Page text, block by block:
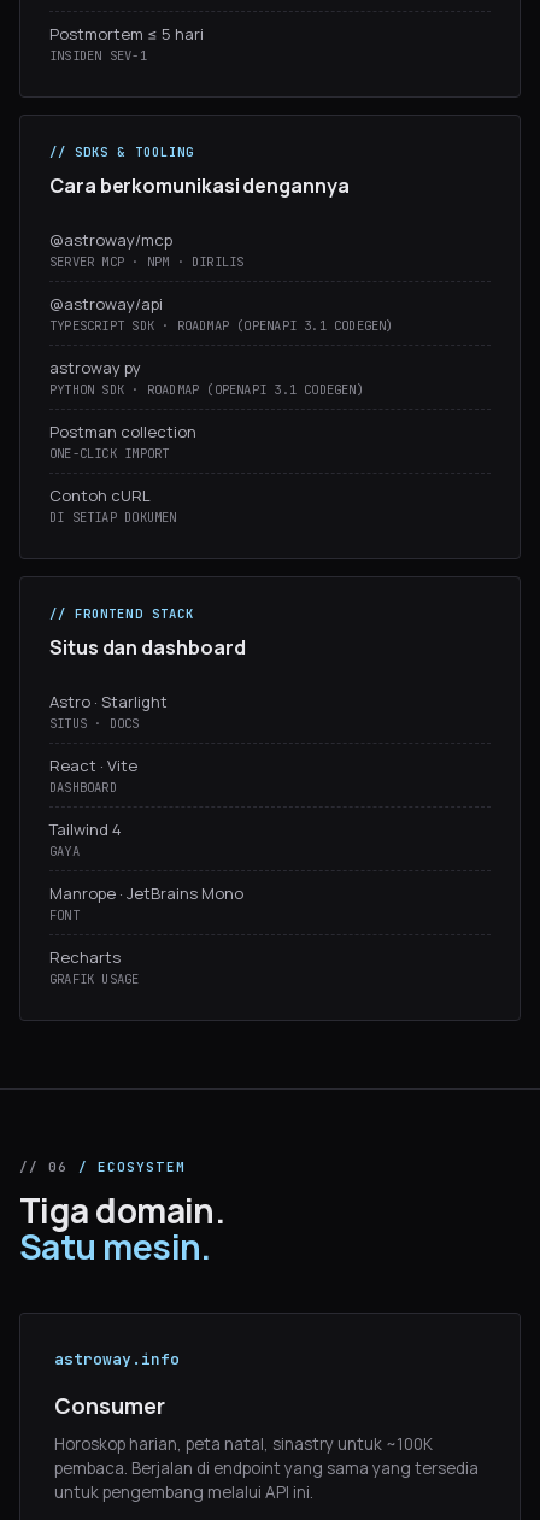
Postmortem ≤ 5 hari
INSIDEN SEV-1
// SDKS & TOOLING
Cara berkomunikasi dengannya
@astroway/mcp
SERVER MCP · NPM · DIRILIS
@astroway/api
TYPESCRIPT SDK · ROADMAP (OPENAPI 3.1 CODEGEN)
astroway py
PYTHON SDK · ROADMAP (OPENAPI 3.1 CODEGEN)
Postman collection
ONE-CLICK IMPORT
Contoh cURL
DI SETIAP DOKUMEN
// FRONTEND STACK
Situs dan dashboard
Astro · Starlight
SITUS · DOCS
React · Vite
DASHBOARD
Tailwind 4
GAYA
Manrope · JetBrains Mono
FONT
Recharts
GRAFIK USAGE
// 06 / ECOSYSTEM
Tiga domain.
Satu mesin.
astroway.info
Consumer
Horoskop harian, peta natal, sinastry untuk ~100K
pembaca. Berjalan di endpoint yang sama yang tersedia
untuk pengembang melalui API ini.